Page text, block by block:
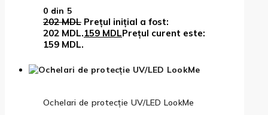
0 din 5
202MDL Prețul inițial a fost:
202 MDL.159 MDLPrețul curent este:
159 MDL.
Ochelari de protecție UV/LED LookMe